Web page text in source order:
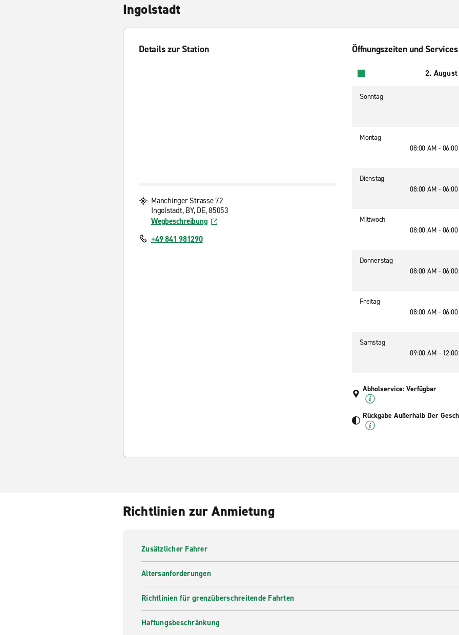
Ingolstadt
Details zur Station
Manchinger Strasse 72
Ingolstadt, BY, DE, 85053
Wegbeschreibung
+49 841 981290
Öffnungszeiten und Services
2.
Sonntag
Montag
08:00 AM -
Dienstag
08:00 AM -
Mittwoch
08:00 AM -
Donnerstag
08:00 AM -
Freitag
08:00 AM -
Samstag
09:00 AM -
Abholservice: Verfügbar
Rückgabe Außerhalb Der
Richtlinien zur Anmietung
Zusätzlicher Fahrer
Altersanforderungen
Richtlinien für grenzüberschreitende Fahrten
Haftungsbeschränkung